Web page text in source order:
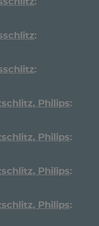
Philips
Philips
Philips
Philips